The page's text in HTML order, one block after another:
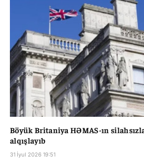
Böyük Britaniya HƏMAS-ın
alqışlayıb
31 İyul 2026 19:51